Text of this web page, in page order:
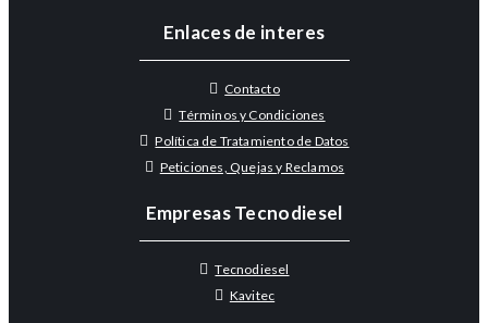
Enlaces de interes
Contacto
Términos y Condiciones
Política de Tratamiento de Datos
Peticiones, Quejas y Reclamos
Empresas Tecnodiesel
Tecnodiesel
Kavitec